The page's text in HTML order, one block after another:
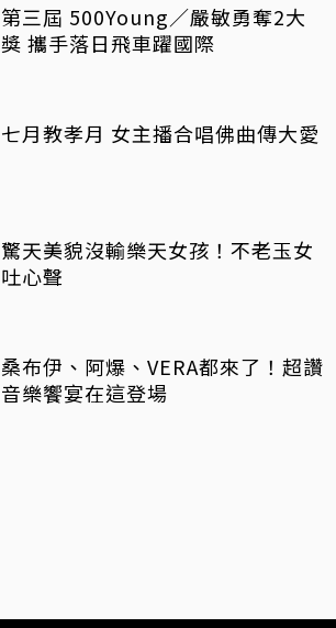
第三屆 500Young／嚴敏勇奪2大
獎 攜手落日飛車躍國際
七月教孝月 女主播合唱佛曲傳大愛
驚天美貌沒輸樂天女孩！不老玉女
吐心聲
桑布伊、阿爆、VERA都來了！超讚
音樂饗宴在這登場